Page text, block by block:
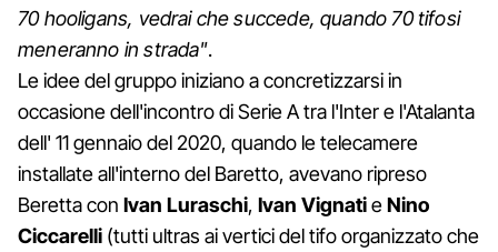
70 hooligans, vedrai che succede, quando 70 tifosi
meneranno in strada".
Le idee del gruppo iniziano a concretizzarsi in
occasione dell'incontro di Serie A tra l'Inter e l'Atalanta
dell' 11 gennaio del 2020, quando le telecamere
installate all'interno del Baretto, avevano ripreso
Beretta con Ivan Luraschi, Ivan VignatieNino
Ciccarelli (tutti ultras ai vertici del tifo organizzato che